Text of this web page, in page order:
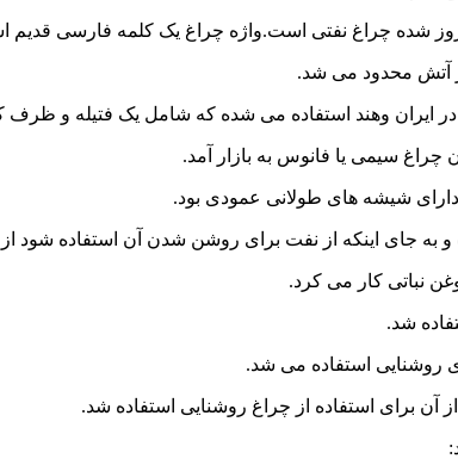
شده چراغ نفتی است.واژه چراغ یک کلمه فارسی قدیم
آتش محدود می شد.
در ایران وهند استفاده می شده که شامل یک فتیله و
سیمی یا فانوس به بازار آمد.
دارای شیشه های طولانی عمودی بود.
جای اینکه از نفت برای روشن شدن آن استفاده شود
شد.
روشنایی استفاده می شد.
آن برای استفاده از چراغ روشنایی استفاده شد.